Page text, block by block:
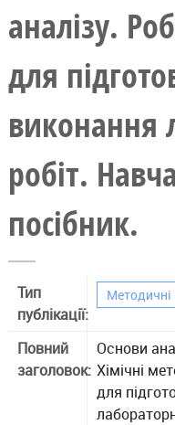
аналізу.
для
виконання
робіт.
посібник.
Тип
публікації:
Методичні
Повний
заголовок:
Основи
Хімічні
для